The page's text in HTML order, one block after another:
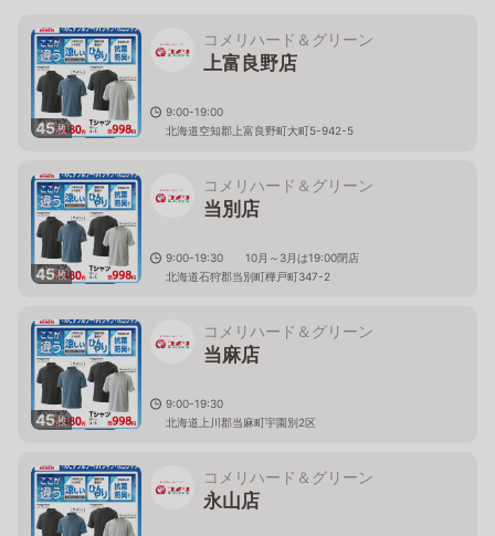
45枚
コメリハード＆グリーン
上富良野店
9:00-19:00
北海道空知郡上富良野町大町5-942-5
45枚
コメリハード＆グリーン
当別店
9:00-19:30 10月～3月は19:00閉店
北海道石狩郡当別町樺戸町347-2
45枚
コメリハード＆グリーン
当麻店
9:00-19:30
北海道上川郡当麻町宇園別2区
コメリハード＆グリーン
永山店